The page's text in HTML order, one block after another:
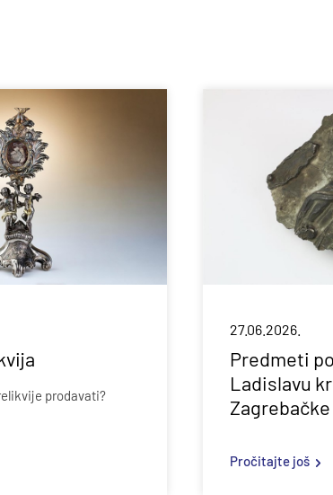
prodavati?
27.06.2026.
Predmeti
Ladislavu
Pročitajte još